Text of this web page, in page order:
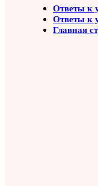
Ответы к
Ответы к
Главная